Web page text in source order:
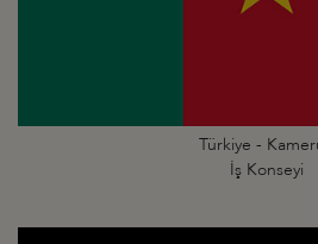
Türkiye -
İş Konseyi